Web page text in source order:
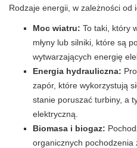
Rodzaje energii, w zależności od
Moc wiatru: To taki, który
młyny lub silniki, które są
wytwarzających energię
Energia hydrauliczna:
zapór, które wykorzystują
stanie poruszać turbiny, a
elektryczną.
Biomasa i biogaz:
organicznych pochodzenia